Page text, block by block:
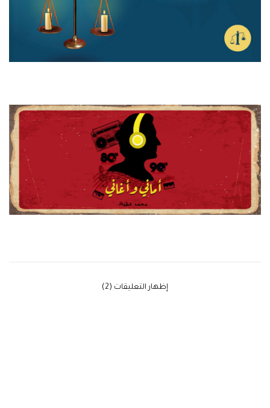
‫إظهار التعليقات (2)